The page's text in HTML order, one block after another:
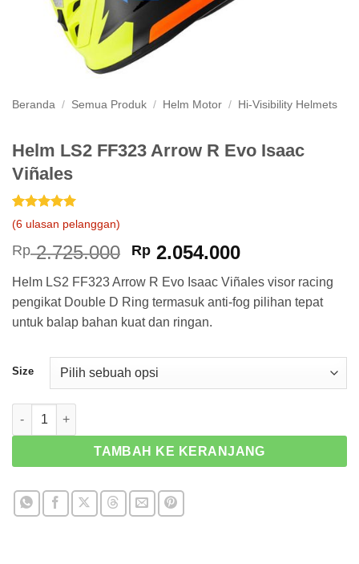
Beranda / Semua Produk / Helm Motor / Hi-Visibility Helmets
Helm LS2 FF323 Arrow R Evo Isaac
Viñales
Peringkat5
dari 5
berdasarkan
6
penilaian
(6 ulasan pelanggan)
Rp2.725.000 Harga
adalah:
Rp 2.725.000.
Rp 2.054.000Harga
ini
adalah:
Helm LS2 FF323 Arrow R Evo Isaac Viñales visor racing
pengikat Double D Ring termasuk anti-fog pilihan tepat
untuk balap bahan kuat dan ringan.
Size
Kuantitas Helm LS2 FF323 Arrow R Evo Isaac Viñales
TAMBAH KE KERANJANG